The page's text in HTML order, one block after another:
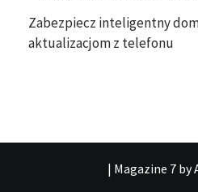
Zabezpiecz inteligentny
aktualizacjom z telefonu
| Magazine 7by